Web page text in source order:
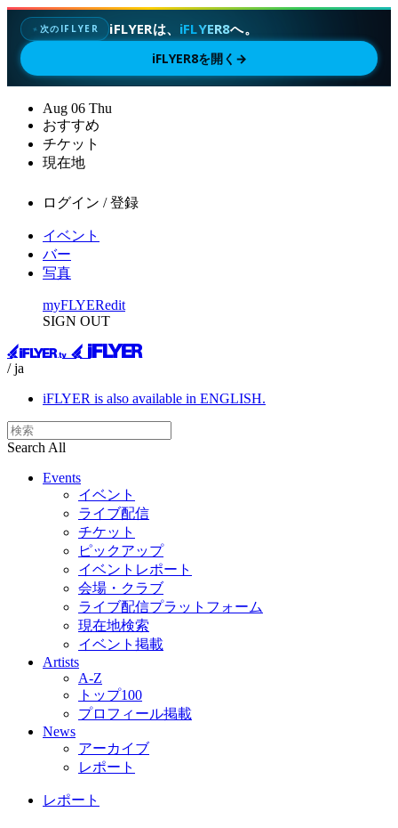
✦次のIFLYER iFLYERは、 iFLYER8へ。
iFLYER8を開く →
Aug 06 Thu
おすすめ
チケット
現在地
ログイン / 登録
イベント
バー
写真
myFLYERedit
SIGN OUT
/ ja
iFLYER is also available in ENGLISH.
Search All
Events
イベント
ライブ配信
チケット
ピックアップ
イベントレポート
会場・クラブ
ライブ配信プラットフォーム
現在地検索
イベント掲載
Artists
A-Z
トップ100
プロフィール掲載
News
アーカイブ
レポート
レポート